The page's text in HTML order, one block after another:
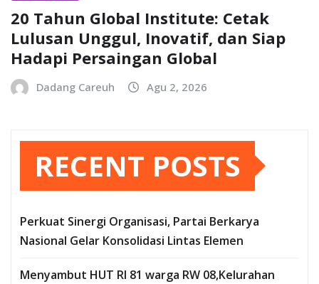
20 Tahun Global Institute: Cetak
Lulusan Unggul, Inovatif, dan Siap
Hadapi Persaingan Global
Dadang Careuh Agu 2, 2026
RECENT POSTS
Perkuat Sinergi Organisasi, Partai Berkarya
Nasional Gelar Konsolidasi Lintas Elemen
Menyambut HUT RI 81 warga RW 08,Kelurahan